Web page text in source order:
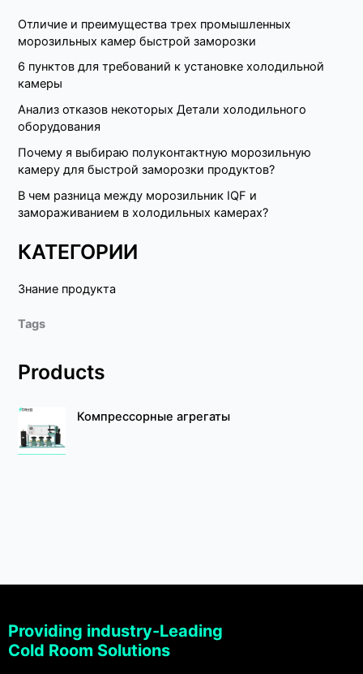
Отличие и преимущества трех промышленных
морозильных камер быстрой заморозки
6 пунктов для требований к установке холодильной
камеры
Анализ отказов некоторых Детали холодильного
оборудования
Почему я выбираю полуконтактную морозильную
камеру для быстрой заморозки продуктов?
В чем разница между морозильник IQF и
замораживанием в холодильных камерах?
КАТЕГОРИИ
Знание продукта
Tags
Products
Компрессорные агрегаты
Providing industry-Leading
Cold Room Solutions